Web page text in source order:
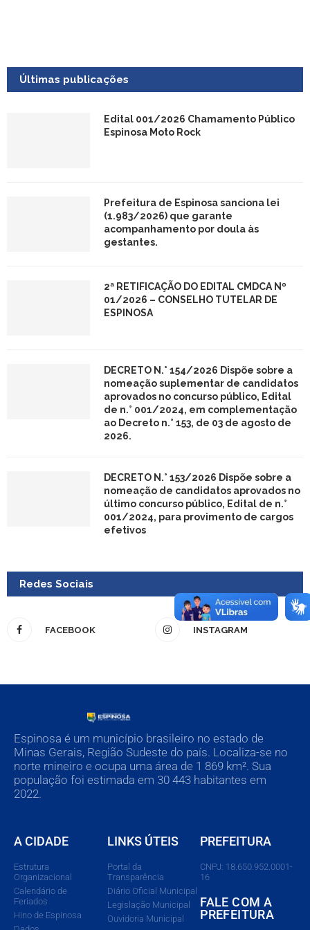
Últimas publicações
Edital 001/2026 Chamamento Público
Espinosa Moto Rock
Prefeitura de Espinosa sanciona lei
(1.983/2026) que garante
acompanhamento por doula às
gestantes.
2ª RETIFICAÇÃO DO EDITAL CMDCA Nº
01/2026 – CONSELHO TUTELAR DE
ESPINOSA
DECRETO N.° 154/2026 Dispõe sobre a
nomeação suplementar de candidatos
aprovados no concurso público, Edital
de n.° 001/2024, em complementação
ao Decreto n.° 153, de 03 de agosto de
2026.
DECRETO N.° 153/2026 Dispõe sobre a
nomeação de candidatos aprovados no
último concurso público, Edital de n.°
001/2024, para provimento de cargos
efetivos
Redes Sociais
FACEBOOK INSTAGRAM
Espinosa é um município brasileiro no estado de
Minas Gerais, Região Sudeste do país. Localiza-se no
norte mineiro e ocupa uma área de 1 869 km². Sua
população foi estimada em 30 443 habitantes em
2022.
A CIDADE
Estrutura
Organizacional
Calendário de
Feriados
Hino de Espinosa
LINKS ÚTEIS
Portal da
Transparência
Diário Oficial Municipal
Legislação Municipal
Ouvidoria Municipal
PREFEITURA
CNPJ: 18.650.952.0001-
16
FALE COM A
PREFEITURA